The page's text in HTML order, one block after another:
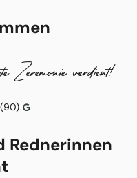
verdient!
(90)
Rednerinnen